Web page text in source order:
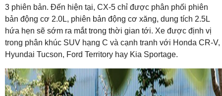
3 phiên bản. Đến hiện tại, CX-5 chỉ được phân phối phiên
bản động cơ 2.0L, phiên bản động cơ xăng, dung tích 2.5L
hứa hẹn sẽ sớm ra mắt trong thời gian tới. Xe được định vị
trong phân khúc SUV hạng C và cạnh tranh với Honda CR-V,
Hyundai Tucson, Ford Territory hay Kia Sportage.